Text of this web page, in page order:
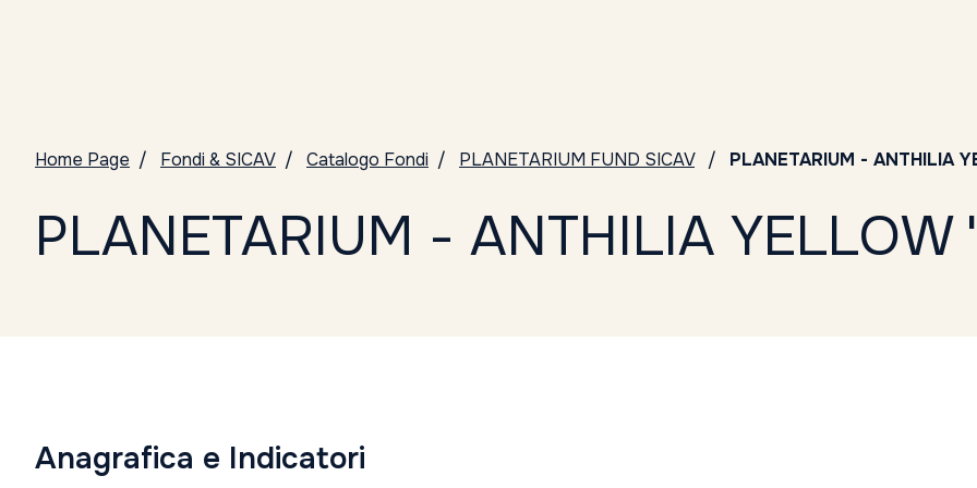
Home Page Fondi & SICAV Catalogo Fondi PLANETARIUM FUND SICAV PLANETARIUM - ANTHILIA
PLANETARIUM - ANTHILIA YELLOW
Anagrafica e Indicatori